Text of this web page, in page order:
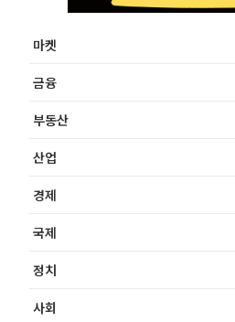
마켓
금융
부동산
산업
경제
국제
정치
사회